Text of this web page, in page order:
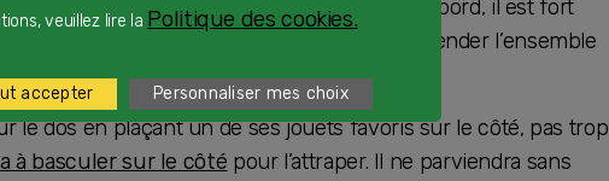
sous un portique de jeux d’éveil. Tout d’abord, il est fort
le gêne dans ses mouvements pour appréhender l’ensemble
le dos en plaçant un de ses jouets favoris sur le côté, pas trop
à basculer sur le côté pour l’attraper. Il ne parviendra sans
veuillez lire la Politique des cookies.
accepter Personnaliser mes choix